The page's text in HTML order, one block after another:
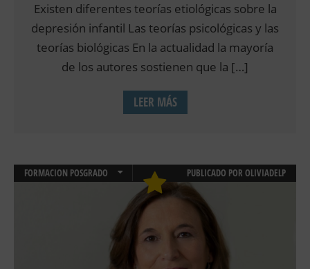
Existen diferentes teorías etiológicas sobre la
depresión infantil Las teorías psicológicas y las
teorías biológicas En la actualidad la mayoría
de los autores sostienen que la […]
LEER MÁS
FORMACION POSGRADO
PUBLICADO POR OLIVIADELP